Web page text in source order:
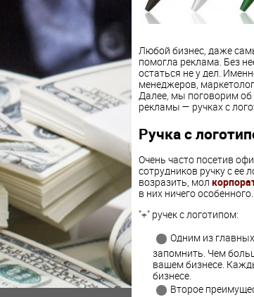
Любой бизнес, даже
помогла реклама. Без
остаться не у дел.
менеджеров,
Далее, мы поговорим об
рекламы — ручках с
Ручка с
Очень часто посетив
сотрудников ручку с
возразить, мол
в них ничего
"+" ручек с логотипом:
Одним из
запомнить. Чем
вашем бизнесе.
бизнесе.
Второе